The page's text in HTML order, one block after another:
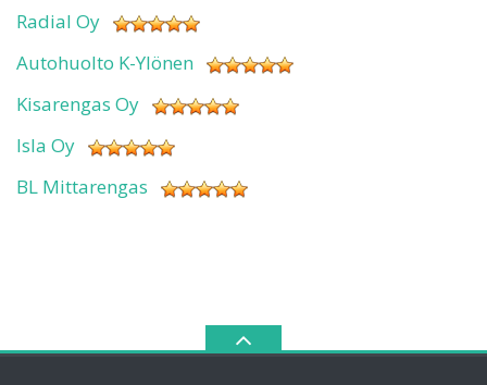
Radial Oy
Autohuolto K-Ylönen
Kisarengas Oy
Isla Oy
BL Mittarengas